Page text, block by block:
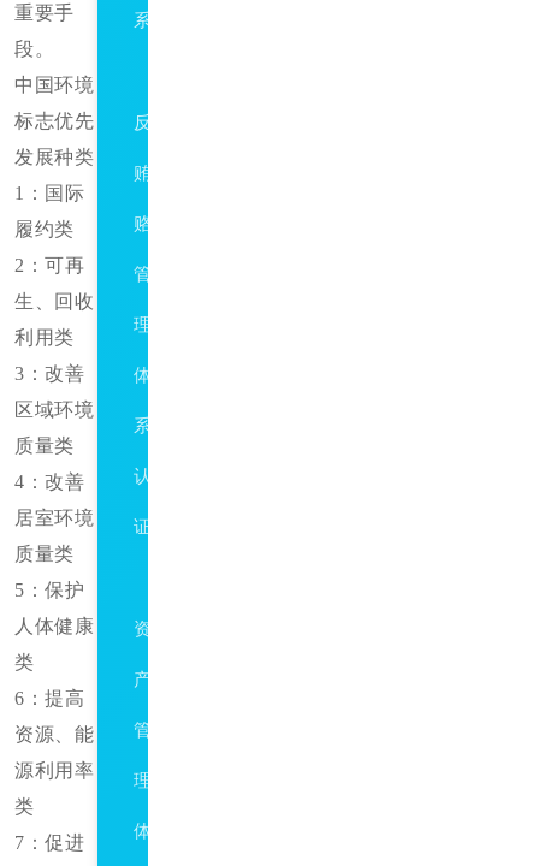
重要手
段。
中国环境
标志优先
发展种类
1：国际
履约类
2：可再
生、回收
利用类
3：改善
区域环境
质量类
4：改善
居室环境
质量类
5：保护
人体健康
类
6：提高
资源、能
源利用率
类
7：促进
系
反
贿
赂
管
理
体
系
认
证
资
产
管
理
体